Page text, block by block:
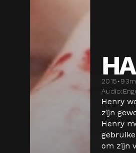
2015•93
Audio:
Henry
zijn
Henry
om zijn